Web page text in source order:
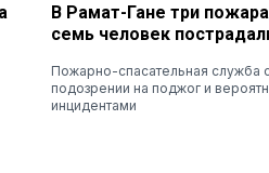
В Рамат-Гане три
семь человек
Пожарно-спасательная служба
подозрении на поджог и
инцидентами